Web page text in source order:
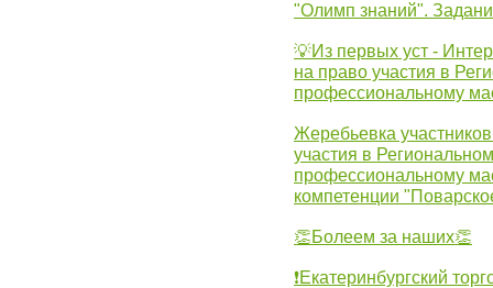
"Олимп знаний".
💡Из первых уст -
на право участия в
профессиональному
Жеребьевка
участия в
профессиональному
компетенции
👏Болеем за наших👏
❗Екатеринбургский